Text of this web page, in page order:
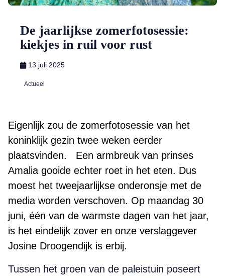
De jaarlijkse zomerfotosessie:
kiekjes in ruil voor rust
13 juli 2025
Actueel
Eigenlijk zou de zomerfotosessie van het
koninklijk gezin twee weken eerder
plaatsvinden. Een armbreuk van prinses
Amalia gooide echter roet in het eten. Dus
moest het tweejaarlijkse onderonsje met de
media worden verschoven. Op maandag 30
juni, één van de warmste dagen van het jaar,
is het eindelijk zover en onze verslaggever
Josine Droogendijk is erbij.
Tussen het groen van de paleistuin poseert